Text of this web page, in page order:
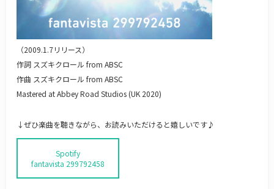
（2009.1.7リリース）
作詞 スズキクロール from ABSC
作曲 スズキクロール from ABSC
Mastered at Abbey Road Studios (UK 2020)
↓ぜひ楽曲を聴きながら、お読みいただけると嬉しいです♪
Spotify
fantavista 299792458